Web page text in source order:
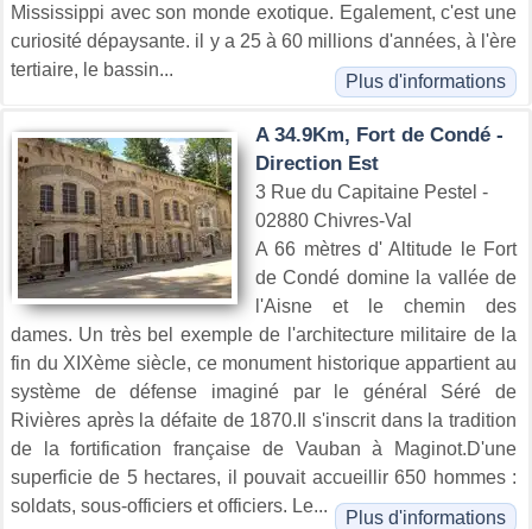
Mississippi avec son monde exotique. Egalement, c'est une
curiosité dépaysante. il y a 25 à 60 millions d'années, à l'ère
tertiaire, le bassin...
Plus d'informations
A 34.9Km, Fort de Condé -
Direction Est
3 Rue du Capitaine Pestel -
02880 Chivres-Val
A 66 mètres d' Altitude le Fort
de Condé domine la vallée de
l'Aisne et le chemin des
dames. Un très bel exemple de l'architecture militaire de la
fin du XIXème siècle, ce monument historique appartient au
système de défense imaginé par le général Séré de
Rivières après la défaite de 1870.Il s'inscrit dans la tradition
de la fortification française de Vauban à Maginot.D'une
superficie de 5 hectares, il pouvait accueillir 650 hommes :
soldats, sous-officiers et officiers. Le...
Plus d'informations